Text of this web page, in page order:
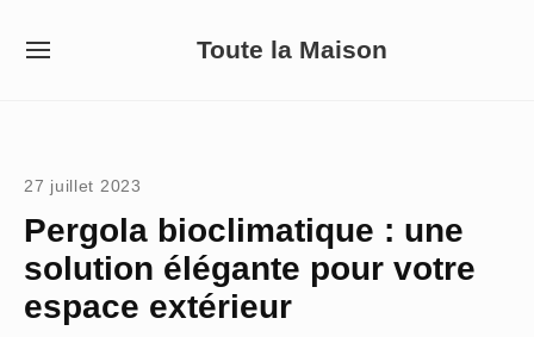
Toute la Maison
SITE
27 juillet 2023
Pergola bioclimatique : une
solution élégante pour votre
espace extérieur